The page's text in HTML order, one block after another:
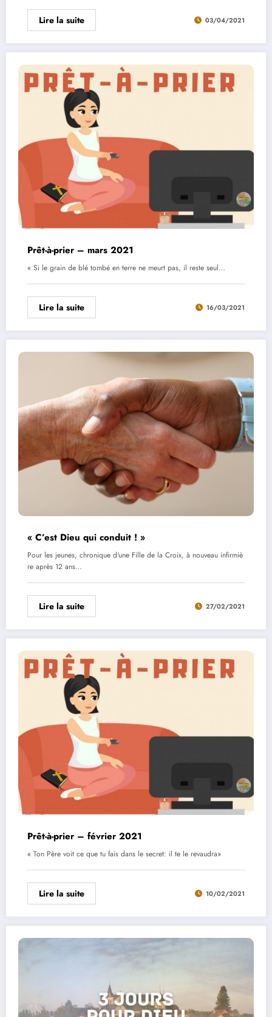
Lire la suite 03/04/2021
Prêt-à-prier – mars 2021
« Si le grain de blé tombé en terre ne meurt pas, il reste seul…
Lire la suite 16/03/2021
« C’est Dieu qui conduit ! »
Pour les jeunes, chronique d'une Fille de la Croix, à nouveau infirmiè
re après 12 ans…
Lire la suite 27/02/2021
Prêt-à-prier – février 2021
« Ton Père voit ce que tu fais dans le secret: il te le revaudra»
Lire la suite 10/02/2021